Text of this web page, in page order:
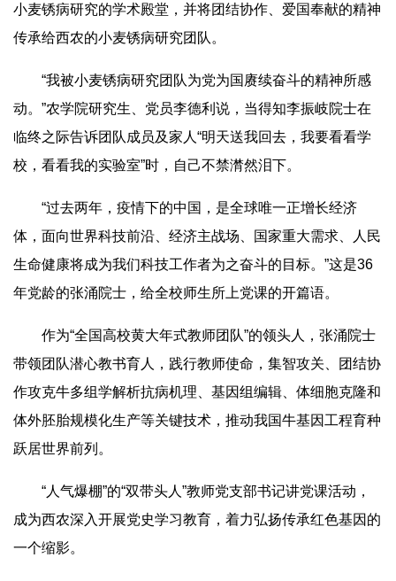
小麦锈病研究的学术殿堂，并将团结协作、爱国奉献的精神
传承给西农的小麦锈病研究团队。
“我被小麦锈病研究团队为党为国赓续奋斗的精神所感
动。”农学院研究生、党员李德利说，当得知李振岐院士在
临终之际告诉团队成员及家人“明天送我回去，我要看看学
校，看看我的实验室”时，自己不禁潸然泪下。
“过去两年，疫情下的中国，是全球唯一正增长经济
体，面向世界科技前沿、经济主战场、国家重大需求、人民
生命健康将成为我们科技工作者为之奋斗的目标。”这是36
年党龄的张涌院士，给全校师生所上党课的开篇语。
作为“全国高校黄大年式教师团队”的领头人，张涌院士
带领团队潜心教书育人，践行教师使命，集智攻关、团结协
作攻克牛多组学解析抗病机理、基因组编辑、体细胞克隆和
体外胚胎规模化生产等关键技术，推动我国牛基因工程育种
跃居世界前列。
“人气爆棚”的“双带头人”教师党支部书记讲党课活动，
成为西农深入开展党史学习教育，着力弘扬传承红色基因的
一个缩影。